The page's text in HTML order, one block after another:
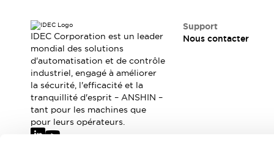
Distributeurs en ligne
IDEC Corporation est un leader
mondial des solutions
d'automatisation et de contrôle
industriel, engagé à améliorer
la sécurité, l'efficacité et la
tranquillité d'esprit – ANSHIN –
tant pour les machines que
pour leurs opérateurs.
Support
Nous contacter